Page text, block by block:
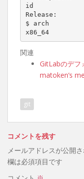
id
Release:
$ arch
x86_64
関連
GitLabのデフ
matoken’s
git
コメントを残す
メールアドレスが公開
欄は必須項目です